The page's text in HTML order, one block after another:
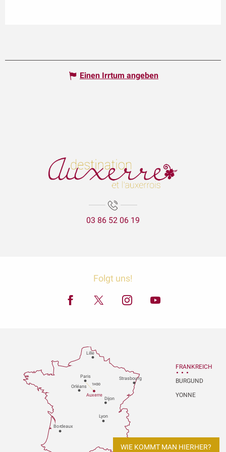
Einen Irrtum angeben
03 86 52 06 19
Folgt uns!
Paris
Dijon
Orléans
Bordeaux
Lyon
Auxerre
Strasbourg
Lille
1H30
FRANKREICH
BURGUND
YONNE
WIE KOMMT MAN HIERHER?